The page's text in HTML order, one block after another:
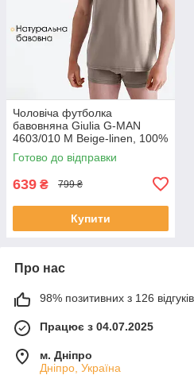
Чоловіча футболка
бавовняна Giulia G-MAN
4603/010 M Beige-linen, 100%
бавовна, прямий крій,
бежева
Готово до відправки
639 ₴ 799 ₴
Купити
Про нас
98% позитивних з 126
Працює з 04.07.2025
м. Дніпро
Дніпро, Україна